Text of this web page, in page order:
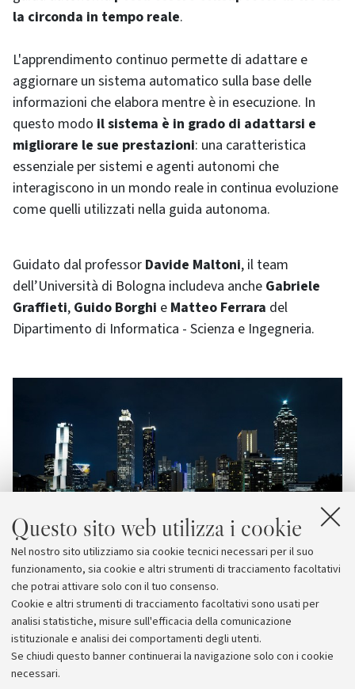
Questo sito web utilizza i cookie
Nel nostro sito utilizziamo sia cookie tecnici necessari per il suo
funzionamento, sia cookie e altri strumenti di tracciamento facoltativi
che potrai attivare solo con il tuo consenso.
Cookie e altri strumenti di tracciamento facoltativi sono usati per
analisi statistiche, misure sull'efficacia della comunicazione
istituzionale e analisi dei comportamenti degli utenti.
Se chiudi questo banner continuerai la navigazione solo con i cookie
necessari.
la circonda in tempo reale.
L'apprendimento continuo permette di adattare e
aggiornare un sistema automatico sulla base delle
informazioni che elabora mentre è in esecuzione. In
questo modo il sistema è in grado di adattarsi e
migliorare le sue prestazioni: una caratteristica
essenziale per sistemi e agenti autonomi che
interagiscono in un mondo reale in continua evoluzione
come quelli utilizzati nella guida autonoma.
Guidato dal professor Davide Maltoni, il team
dell’Università di Bologna includeva anche Gabriele
Graffieti, Guido Borghi e Matteo Ferrara del
Dipartimento di Informatica - Scienza e Ingegneria.